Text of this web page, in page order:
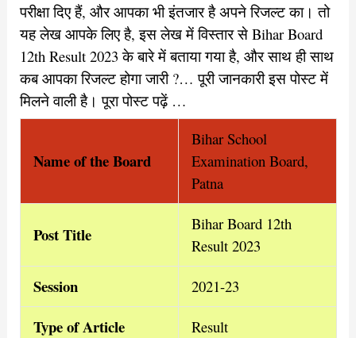
परीक्षा दिए हैं, और आपका भी इंतजार है अपने रिजल्ट का। तो
यह लेख आपके लिए है, इस लेख में विस्तार से Bihar Board
12th Result 2023 के बारे में बताया गया है, और साथ ही साथ
कब आपका रिजल्ट होगा जारी ?… पूरी जानकारी इस पोस्ट में
मिलने वाली है। पूरा पोस्ट पढ़ें …
Name of the Board
Bihar School
Examination Board,
Patna
Post Title
Bihar Board 12th
Result 2023
Session 2021-23
Type of Article Result